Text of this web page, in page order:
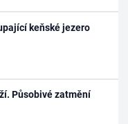
keňské jezero
Působivé zatmění